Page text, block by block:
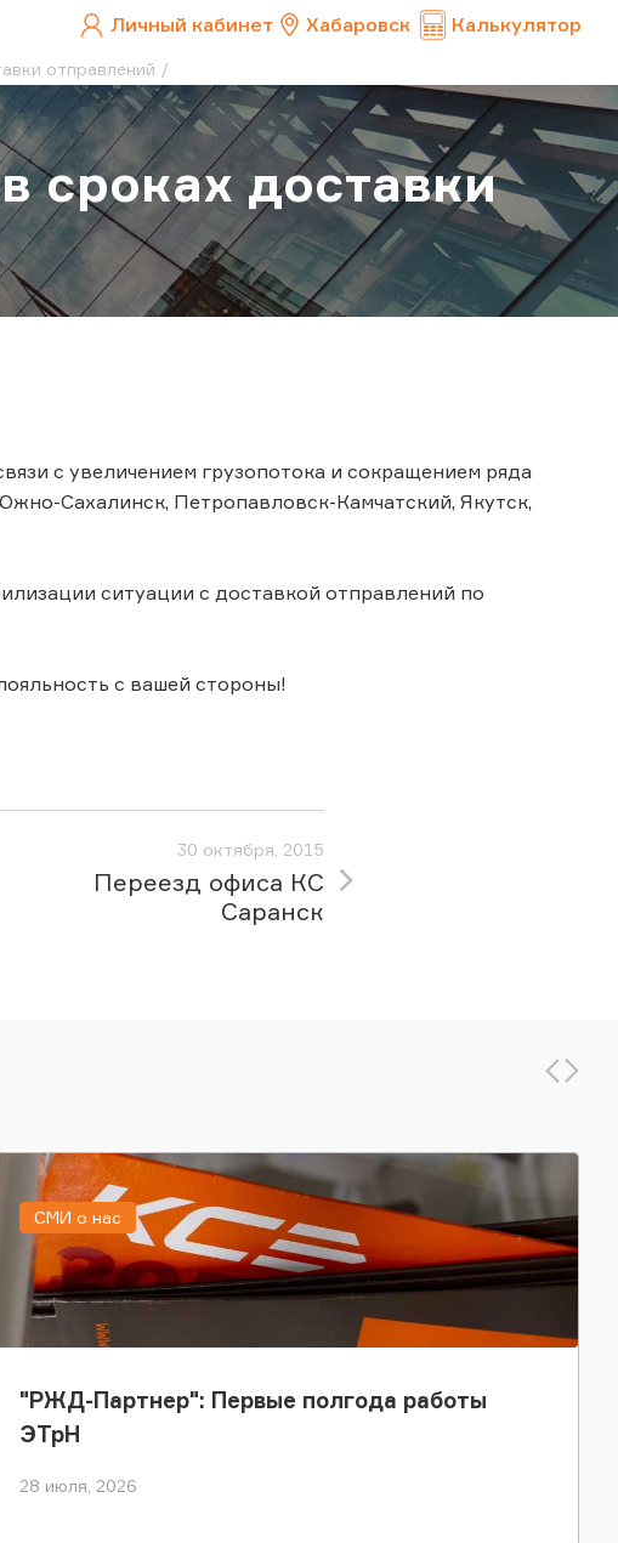
Личный кабинет Хабаровск Калькулятор
отправлений
сроках доставки
с увеличением грузопотока и сокращением ряда
Сахалинск, Петропавловск-Камчатский, Якутск,
ситуации с доставкой отправлений по
с вашей стороны!
30 октября, 2015
Переезд офиса КС
Саранск
"РЖД-Партнер": Первые полгода работы
ЭТрН
28 июля, 2026
СМИ о нас